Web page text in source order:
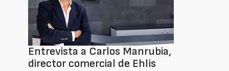
Entrevista a Carlos Manrubia,
director comercial de Ehlis